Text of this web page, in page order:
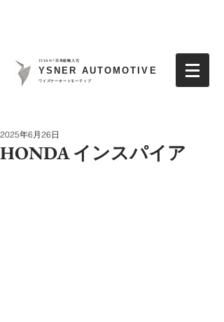
TITAN7日本総輸入元
YSNER AUTOMOTIVE
​ワイズナーオートモーティブ
HONDA インスパイア
2025年6月26日